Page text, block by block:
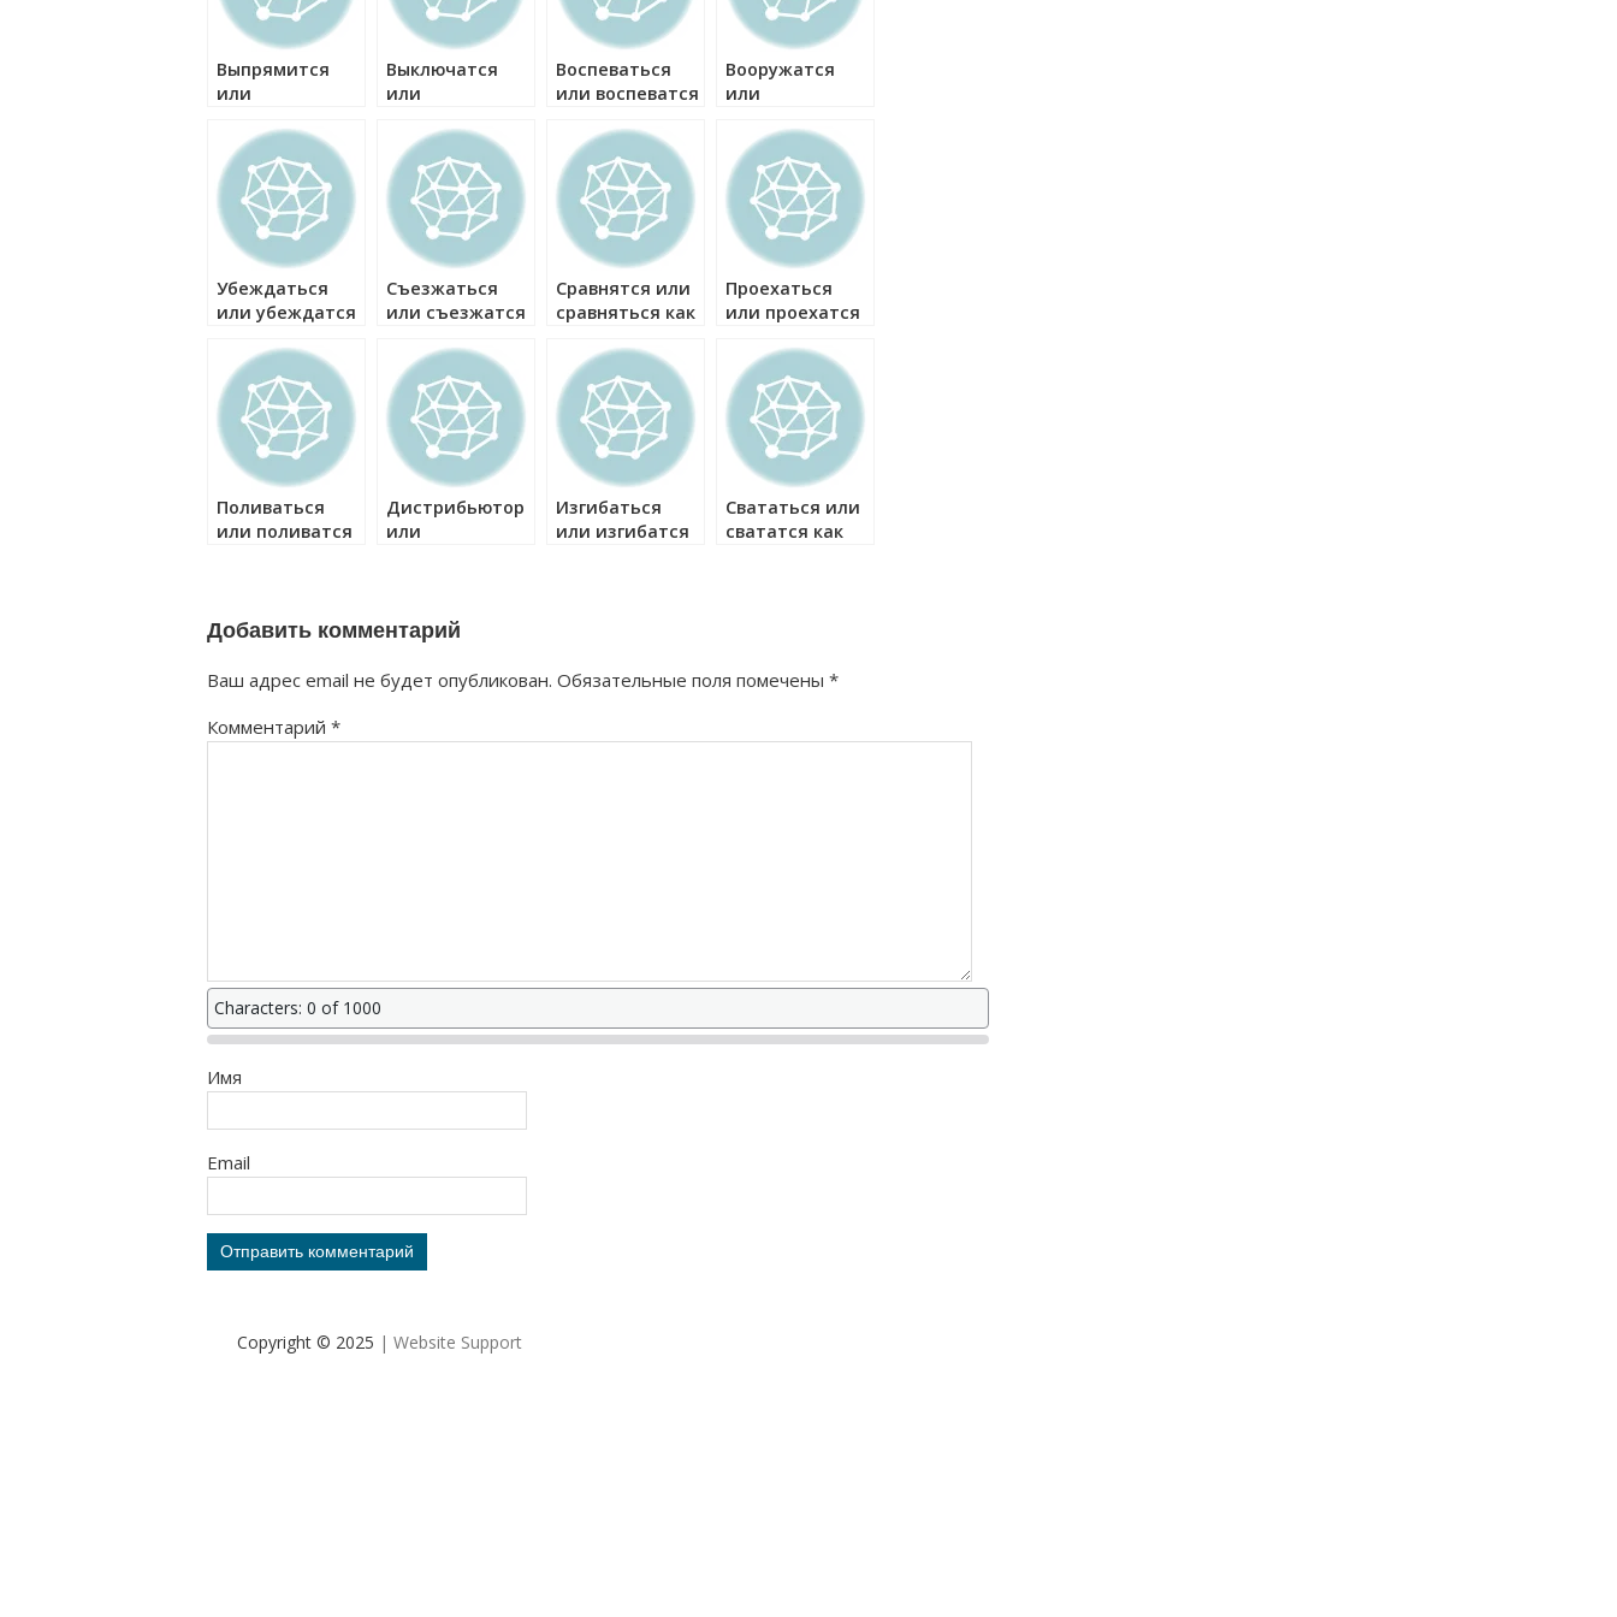
Выпрямится
или
как правильно?
Выключатся
или
как правильно?
Воспеваться
или воспеватся
Вооружатся
или
как правильно?
Убеждаться
или убеждатся
Съезжаться
или съезжатся
Сравнятся или
сравняться как
Проехаться
или проехатся
Поливаться
или поливатся
Дистрибьютор
или
Изгибаться
или изгибатся
Свататься или
свататся как
Добавить комментарий
Ваш адрес email не будет опубликован. Обязательные поля помечены *
Комментарий *
Characters: 0 of 1000
Имя
Email
Copyright © 2025 | Website Support